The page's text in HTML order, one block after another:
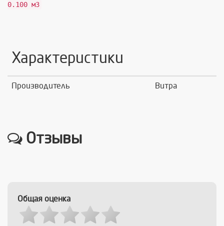
0.100 м3
Характеристики
Производитель Витра
Отзывы
Общая оценка